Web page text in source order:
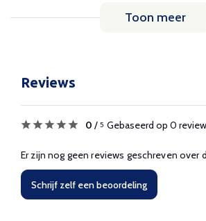
Toon meer
Reviews
0 / 5 Gebaseerd op 0
Er zijn nog geen reviews geschreven over
Schrijf zelf een beoordeling